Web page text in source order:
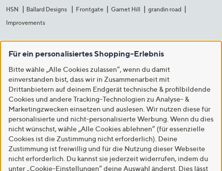
HSN
Ballard Designs Frontgate Garnet Hill
grandin road
Improvements
Für ein personalisiertes Shopping-Erlebnis
Bitte wähle „Alle Cookies zulassen“, wenn du damit
einverstanden bist, dass wir in Zusammenarbeit mit
Drittanbietern auf deinem Endgerät technische & profilbildende
Cookies und andere Tracking-Technologien zu Analyse- &
Marketingzwecken einsetzen und auslesen. Wir nutzen diese für
personalisierte und nicht-personalisierte Werbung. Wenn du dies
nicht wünschst, wähle „Alle Cookies ablehnen“ (für essenzielle
Cookies ist die Zustimmung nicht erforderlich). Deine
Zustimmung ist freiwillig und für die Nutzung dieser Webseite
nicht erforderlich. Du kannst sie jederzeit widerrufen, indem du
unter „Cookie-Einstellungen“ deine Auswahl änderst. Dies lässt